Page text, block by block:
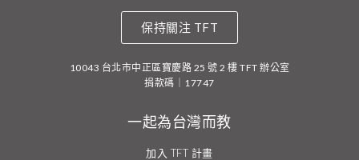
保持關注 TFT
10043 台北市中正區寶慶路 25 號 2 樓 TFT 辦公室
捐款碼｜17747
一起為台灣而教
加入 TFT 計畫